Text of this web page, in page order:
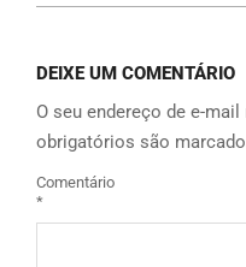
DEIXE UM COMENTÁRIO
O seu endereço de e-
obrigatórios são
Comentário
*